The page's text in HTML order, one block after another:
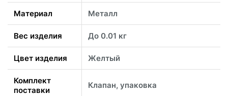
Материал Металл
Вес изделия До 0.01 кг
Цвет изделия Желтый
Комплект
поставки
Клапан, упаковка